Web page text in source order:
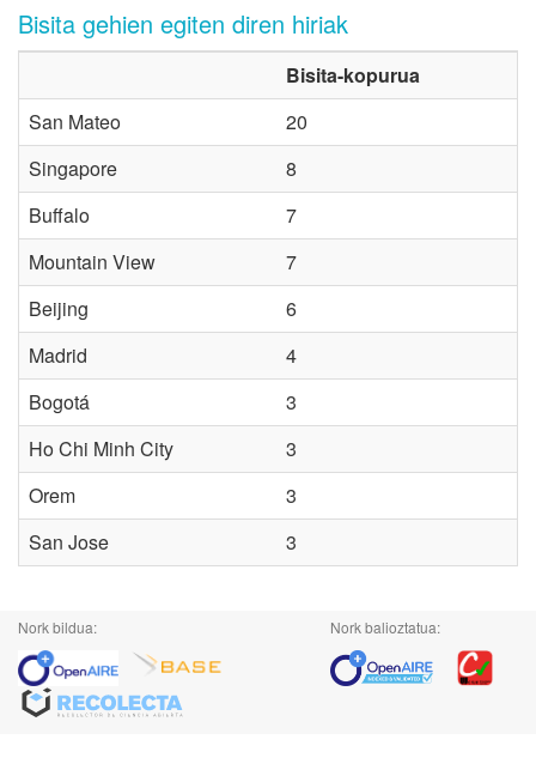
Bisita gehien egiten diren hiriak
Bisita-kopurua
San Mateo
20
Singapore
8
Buffalo
7
Mountain View
7
Beijing
6
Madrid
4
Bogotá
3
Ho Chi Minh City
3
Orem
3
San Jose
3
Nork bildua: Nork balioztatua: